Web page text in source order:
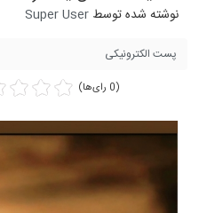
نوشته شده توسط Super User
پست الکترونیکی
(0 رای‌ها)